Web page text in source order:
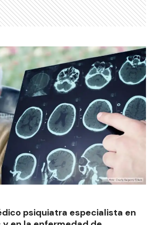
psiquiatra especialista en